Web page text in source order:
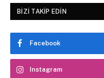
BIZI TAKIP EDIN
Facebook
Instagram